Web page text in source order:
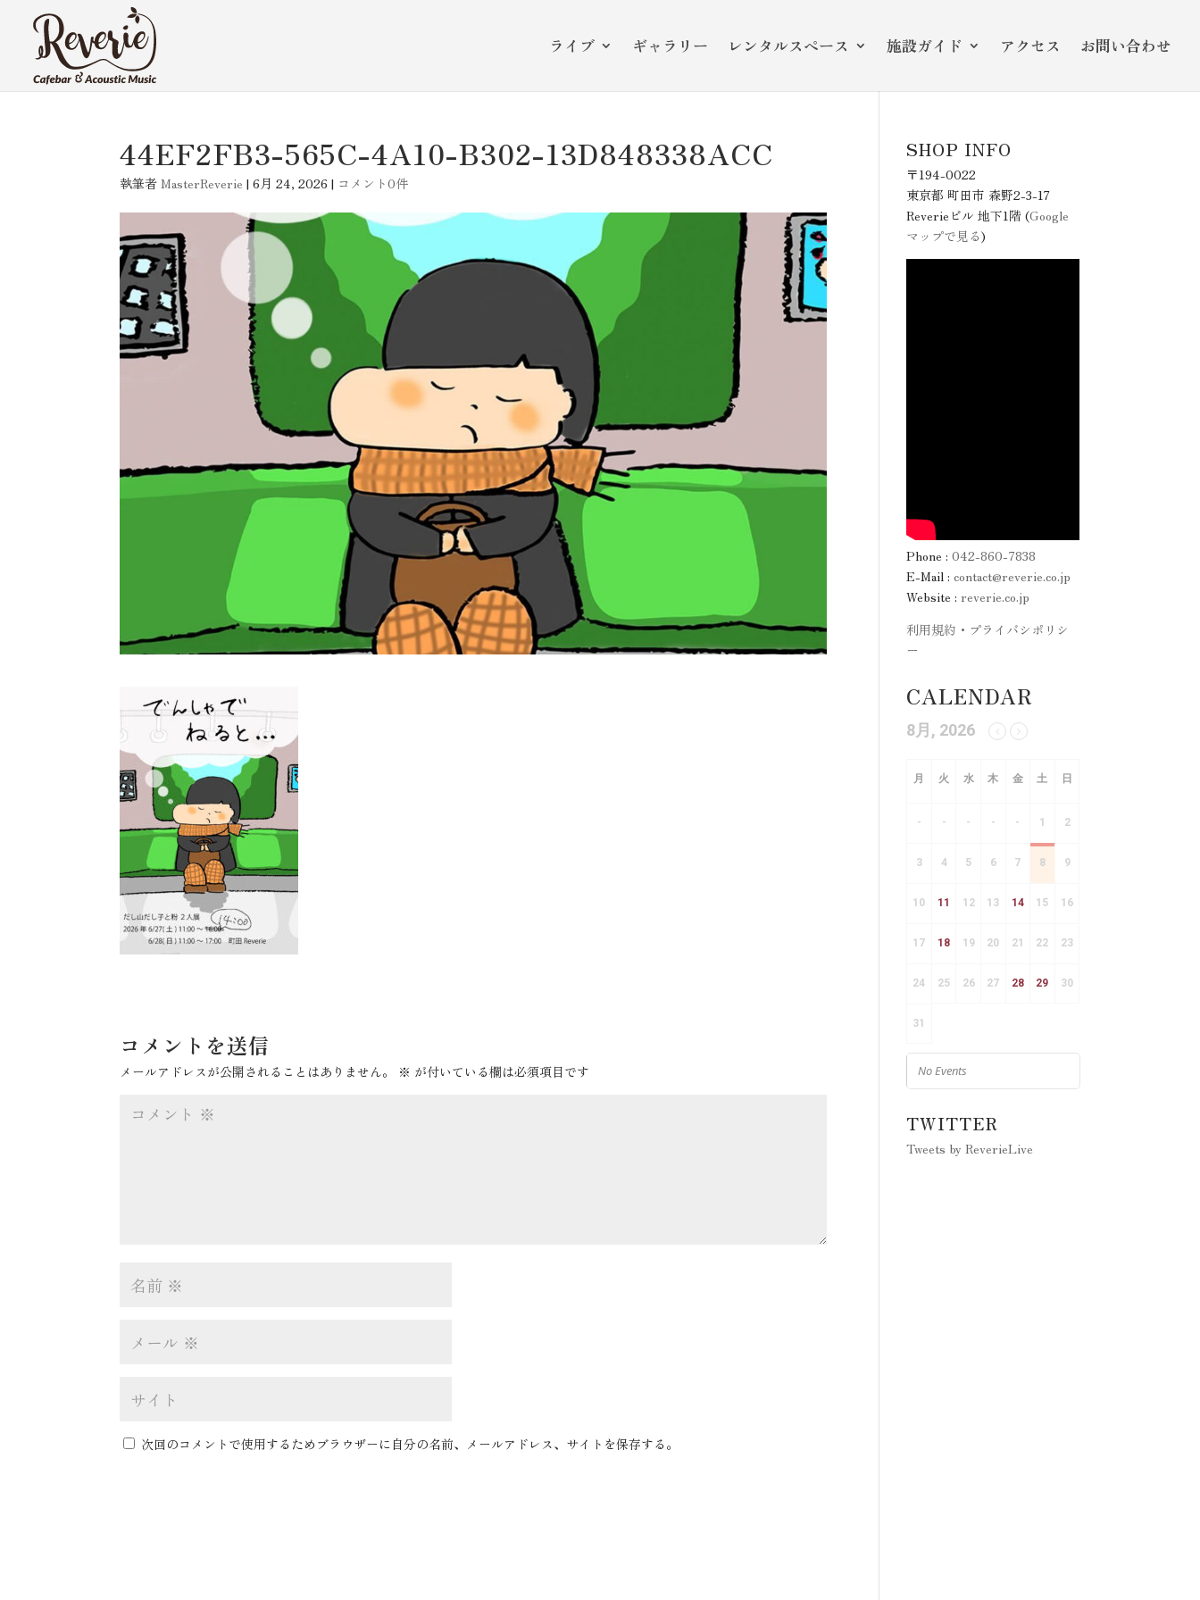
ライブ ギャラリー レンタルスペース 施設ガイド アクセス お問い合わせ
44EF2FB3-565C-4A10-B302-13D848338ACC
執筆者MasterReverie |6月 24, 2026 | コメント0件
コメントを送信
メールアドレスが公開されることはありません。 ※ が付いている欄は必須項目です
次回のコメントで使用するためブラウザーに自分の名前、メールアドレス、サイトを保存する。
SHOP INFO
〒194-0022
東京都 町田市 森野2-3-17
Reverieビル 地下1階 (Google
マップで見る)
Phone :042-860-7838
E-Mail :contact@reverie.co.jp
Website :reverie.co.jp
利用規約・プライバシポリシ
ー
CALENDAR
8月, 2026
月 火 水 木 金 土 日
- - - - - 1 2
3 4 5 6 7 8 9
10 11 12 13 14 15 16
17 18 19 20 21 22 23
24 25 26 27 28 29 30
31
No Events
TWITTER
Tweets by ReverieLive